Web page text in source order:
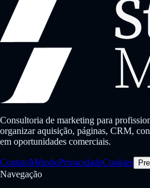
Consultoria de marketing para
organizar aquisição, páginas, CRM,
em oportunidades comerciais.
ContatoMétodoPrivacidadeCookies
Navegação